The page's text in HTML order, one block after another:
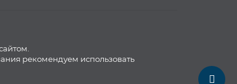
рекомендуем использовать